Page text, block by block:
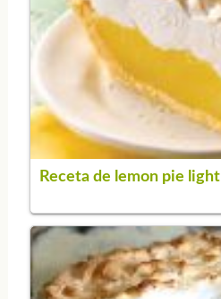
Receta de lemon pie light